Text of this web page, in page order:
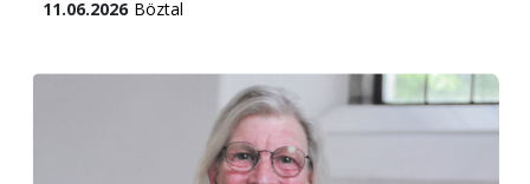
11.06.2026 Böztal